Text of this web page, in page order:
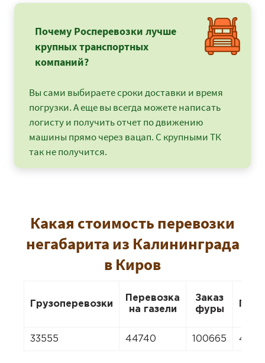
Почему Росперевозки лучше
крупных транспортных
компаний?
Вы сами выбираете сроки доставки и время
погрузки. А еще вы всегда можете написать
логисту и получить отчет по движению
машины прямо через вацап. С крупными ТК
так не получится.
Какая стоимость перевозки
негабарита из Калининграда
в Киров
Грузоперевозки
Перевозка
на газели
Заказ
фуры
33555 44740 100665